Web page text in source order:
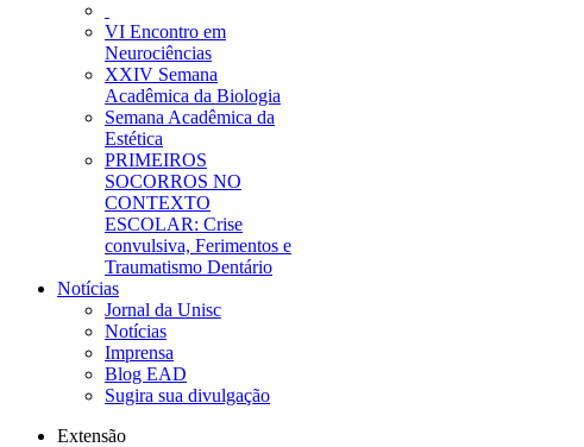
VI Encontro em
Neurociências
XXIV Semana
Acadêmica da Biologia
Semana Acadêmica da
Estética
PRIMEIROS
SOCORROS NO
CONTEXTO
ESCOLAR: Crise
convulsiva, Ferimentos e
Traumatismo Dentário
Notícias
Jornal da Unisc
Notícias
Imprensa
Blog EAD
Sugira sua divulgação
Extensão